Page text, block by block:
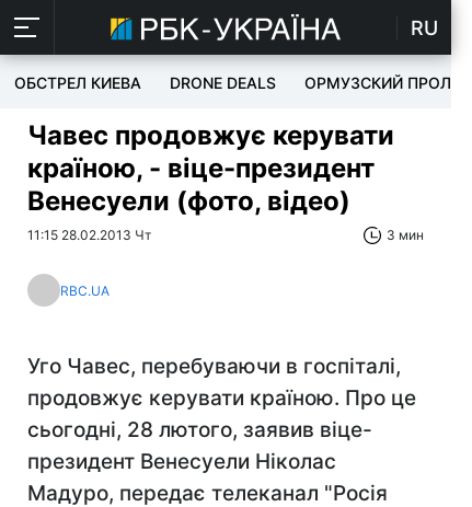
RU
ОБСТРЕЛ КИЕВА DRONE DEALS ОРМУЗСКИЙ ПРОЛИВ
Чавес продовжує керувати
країною, - віце-президент
Венесуели (фото, відео)
11:15 28.02.2013 Чт 3 мин
RBC.UA
Уго Чавес, перебуваючи в госпіталі,
продовжує керувати країною. Про це
сьогодні, 28 лютого, заявив віце-
президент Венесуели Ніколас
Мадуро, передає телеканал "Росія